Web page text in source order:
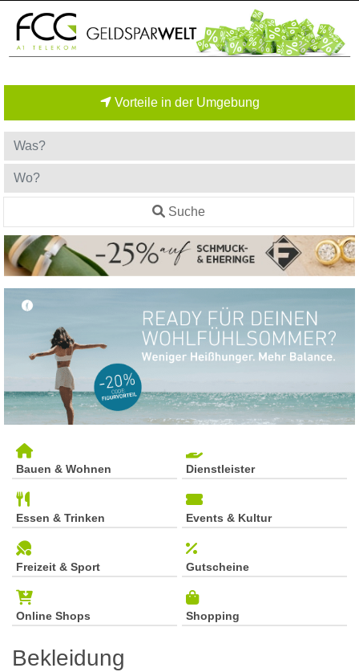
Vorteile in der Umgebung
Suche
Bauen & Wohnen Dienstleister
Essen & Trinken Events & Kultur
Freizeit & Sport Gutscheine
Online Shops Shopping
Bekleidung